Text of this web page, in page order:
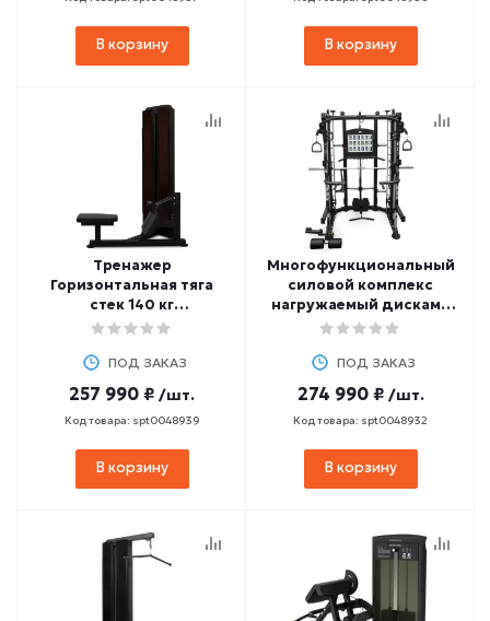
В корзину В корзину
Тренажер
Горизонтальная тяга
стек 140 кг
профессиональный
ML-808
ПОД ЗАКАЗ
257 990 ₽ /шт.
Код товара: spt0048939
В корзину
Многофункциональный
силовой комплекс
нагружаемый дисками
профессиональный
ПОД ЗАКАЗ
274 990 ₽ /шт.
Код товара: spt0048932
В корзину